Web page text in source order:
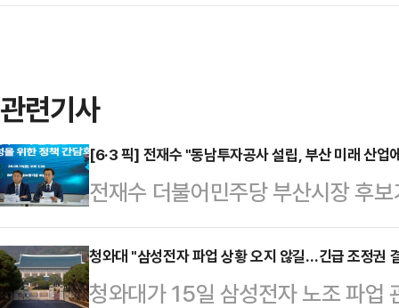
관련기사
[6·3 픽] 전재수 "동남투자공사 설립, 부산 미래 산업
전재수 더불어민주당 부산시장 후
'금융 기능' 강화를 꼽으면서 부산
남투자공사 설립을 약속했다.전재
(BIFC2) 에서 열린 '해양수도 부산
청와대 "삼성전자 파업 상황 오지 않길…긴급 조정권
청와대가 15일 삼성전자 노조 파업